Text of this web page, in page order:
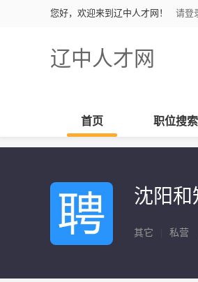
您好，欢迎来到辽中人才网！ 请登
辽中人才网
首页 职位搜索
沈阳和
其它 私营